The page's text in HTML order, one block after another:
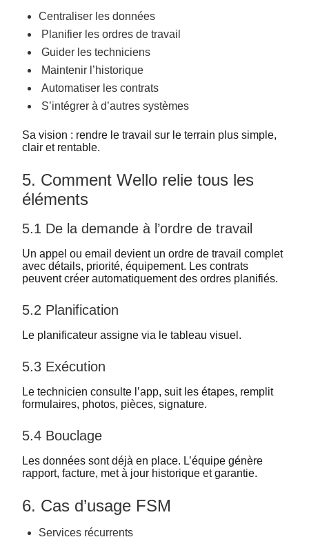
Centraliser les données
Planifier les ordres de travail
Guider les techniciens
Maintenir l’historique
Automatiser les contrats
S’intégrer à d’autres systèmes
Sa vision : rendre le travail sur le terrain plus simple,
clair et rentable.
5. Comment Wello relie tous les
éléments
5.1 De la demande à l’ordre de travail
Un appel ou email devient un ordre de travail complet
avec détails, priorité, équipement. Les contrats
peuvent créer automatiquement des ordres planifiés.
5.2 Planification
Le planificateur assigne via le tableau visuel.
5.3 Exécution
Le technicien consulte l’app, suit les étapes, remplit
formulaires, photos, pièces, signature.
5.4 Bouclage
Les données sont déjà en place. L’équipe génère
rapport, facture, met à jour historique et garantie.
6. Cas d’usage FSM
Services récurrents